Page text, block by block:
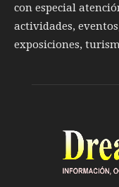
con especial
actividades,
exposiciones,